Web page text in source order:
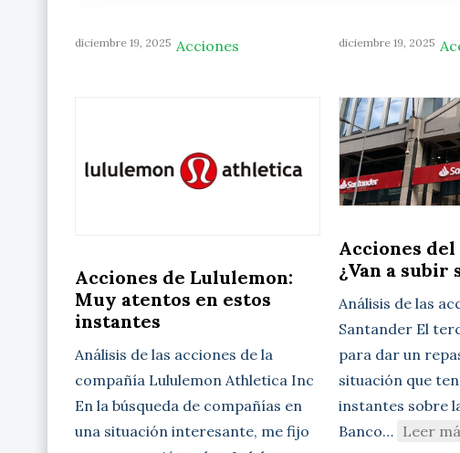
diciembre 19, 2025 Acciones
Acciones de Lululemon:
Muy atentos en estos
instantes
Análisis de las acciones de la
compañía Lululemon Athletica Inc
En la búsqueda de compañías en
una situación interesante, me fijo
diciembre 19, 2025
Acciones
¿Van a subir
Análisis de las
Santander El
para dar un
situación que
instantes sobre
Banco… Leer